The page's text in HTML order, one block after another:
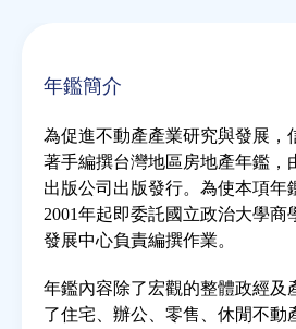
表
焦點新聞
教育推廣
房市分析
研究獎勵
這年鑑簡介
為促進不動產產業研究與發展，
著手編撰台灣地區房地產年鑑，
出版公司出版發行。為使本項年
2001年起即委託國立政治大學商
發展中心負責編撰作業。
年鑑內容除了宏觀的整體政經及
了住宅、辦公、零售、休閒不動